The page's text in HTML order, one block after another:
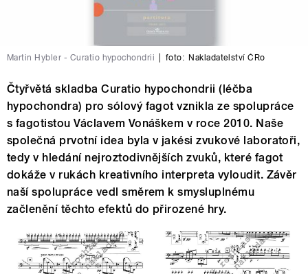
Martin Hybler - Curatio hypochondrii foto: Nakladatelství ČRo
Čtyřvětá skladba Curatio hypochondrii (léčba
hypochondra) pro sólový fagot vznikla ze spolupráce
s fagotistou Václavem Vonáškem v roce 2010. Naše
společná prvotní idea byla v jakési zvukové laboratoři,
tedy v hledání nejroztodivnějších zvuků, které fagot
dokáže v rukách kreativního interpreta vyloudit. Závěr
naší spolupráce vedl směrem k smysluplnému
začlenění těchto efektů do přirozené hry.